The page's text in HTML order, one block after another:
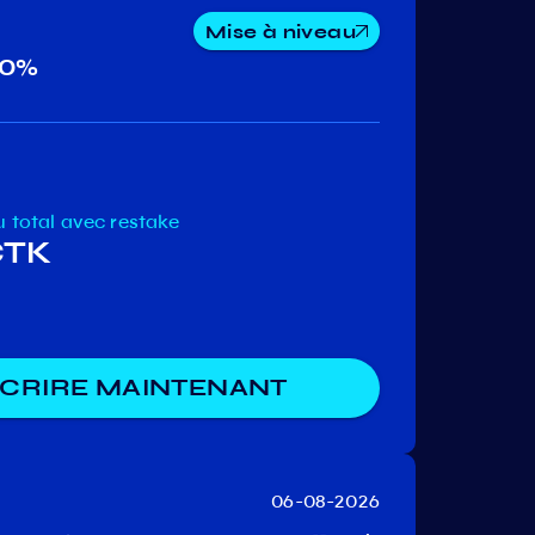
Meme
Mise à niveau
total avec restake
MAINTENANT
06-08-2026